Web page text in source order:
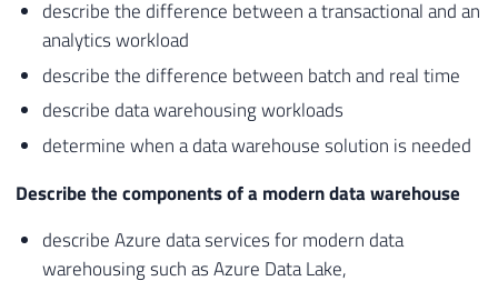
describe the difference between a transactional and an
analytics workload
describe the difference between batch and real time
describe data warehousing workloads
determine when a data warehouse solution is needed
Describe the components of a modern data warehouse
describe Azure data services for modern data
warehousing such as Azure Data Lake,